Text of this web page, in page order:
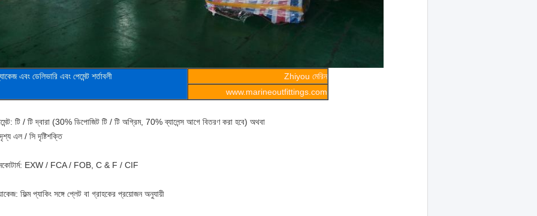
এবং ডেলিভারি এবং পেমেন্ট শর্তাবলী
Zhiyou মেরিন
www.marineoutfittings.com
টি / টি দ্বারা (30% ডিপোজিট টি / টি অগ্রিম, 70% ব্যালেন্স আগে বিতরণ করা হবে) অথবা
এল / সি দৃষ্টিশক্তি
EXW / FCA / FOB, C & F / CIF
ফিল্ম প্যাকিং সঙ্গে প্লেট বা গ্রাহকের প্রয়োজন অনুযায়ী